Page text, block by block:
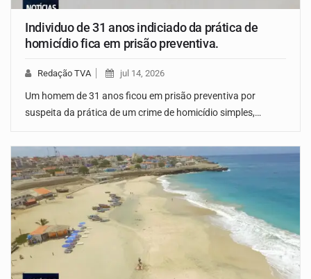
Individuo de 31 anos indiciado da prática de
homicídio fica em prisão preventiva.
Redação TVA jul 14, 2026
Um homem de 31 anos ficou em prisão preventiva por
suspeita da prática de um crime de homicídio simples,…